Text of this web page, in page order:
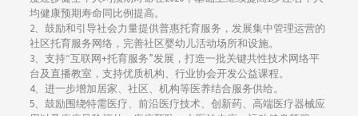
均健康预期寿命同比例提高。
2、鼓励和引导社会力量提供普惠托育服务，发展集中管理运营的
社区托育服务网络，完善社区婴幼儿活动场所和设施。
3、支持“互联网+托育服务”发展，打造一批关键共性技术网络平
台及直播教室，支持优质机构、行业协会开发公益课程。
4、进一步增加居家、社区、机构等医养结合服务供给。
5、鼓励围绕特需医疗、前沿医疗技术、创新药、高端医疗器械应